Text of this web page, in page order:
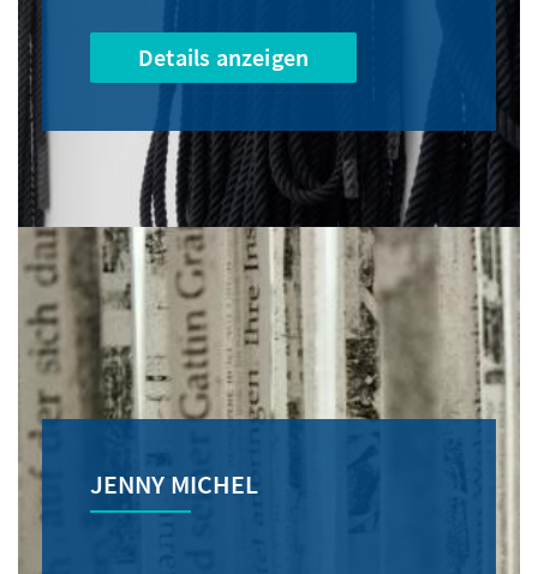
Details anzeigen
JENNY MICHEL